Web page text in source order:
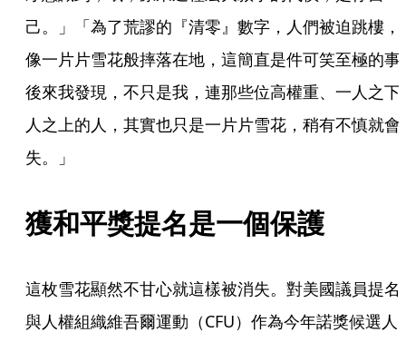
己。」「為了荒謬的『清零』數字，人們被迫跳樓，
像一片片雪花般摔落在地，這簡直是件可笑至極的事
後來我發現，不只是我，連那些位高權重、一人之下
人之上的人，其實也只是一片片雪花，稍有不慎就會
失。」
獲和平獎提名是一個保護
這枚雪花顯然不甘心就這樣被消失。對美國議員提名
與人權組織維吾爾運動（CFU）作為今年諾獎候選人